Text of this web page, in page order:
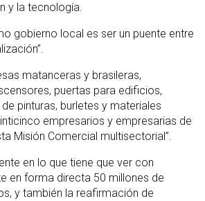
y la tecnología.
gobierno local es ser un puente entre
matanceras y brasileras,
puertas para edificios,
pinturas, burletes y materiales
empresarios y empresarias de
Misión Comercial multisectorial”.
en lo que tiene que ver con
en forma directa 50 millones de
y también la reafirmación de